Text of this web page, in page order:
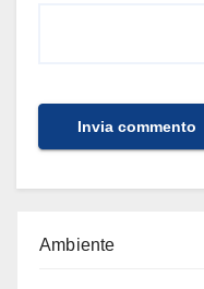
Ambiente